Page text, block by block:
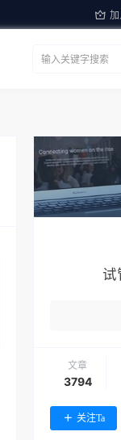
加
试
文章
3794
关注Ta